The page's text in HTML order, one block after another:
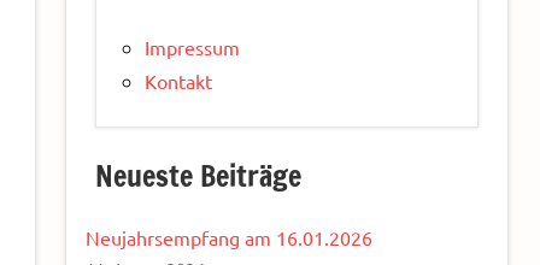
Impressum
Kontakt
Neueste Beiträge
Neujahrsempfang am 16.01.2026